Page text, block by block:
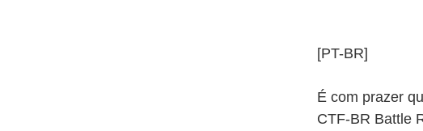
[PT-BR]
É com prazer
CTF-BR Battle